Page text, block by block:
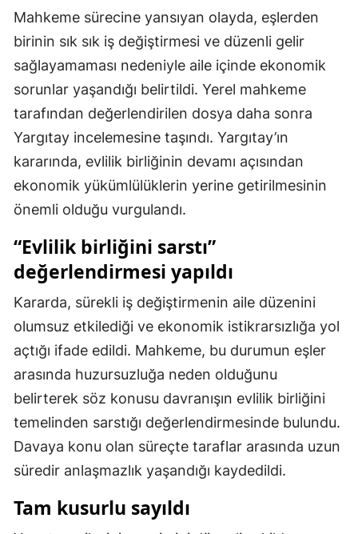
Kars
Kastamonu
Kayseri
Kırşehir
Kocaeli
Kütahya
Manisa
Kahramanmaraş
Muğla
Muş
Niğde
Mahkeme sürecine yansıyan olayda, eşlerden
birinin sık sık iş değiştirmesi ve düzenli gelir
sağlayamaması nedeniyle aile içinde ekonomik
sorunlar yaşandığı belirtildi. Yerel mahkeme
tarafından değerlendirilen dosya daha sonra
Yargıtay incelemesine taşındı. Yargıtay’ın
kararında, evlilik birliğinin devamı açısından
ekonomik yükümlülüklerin yerine getirilmesinin
önemli olduğu vurgulandı.
“Evlilik birliğini sarstı”
değerlendirmesi yapıldı
Kararda, sürekli iş değiştirmenin aile düzenini
olumsuz etkilediği ve ekonomik istikrarsızlığa yol
açtığı ifade edildi. Mahkeme, bu durumun eşler
arasında huzursuzluğa neden olduğunu
belirterek söz konusu davranışın evlilik birliğini
temelinden sarstığı değerlendirmesinde bulundu.
Davaya konu olan süreçte taraflar arasında uzun
süredir anlaşmazlık yaşandığı kaydedildi.
Tam kusurlu sayıldı